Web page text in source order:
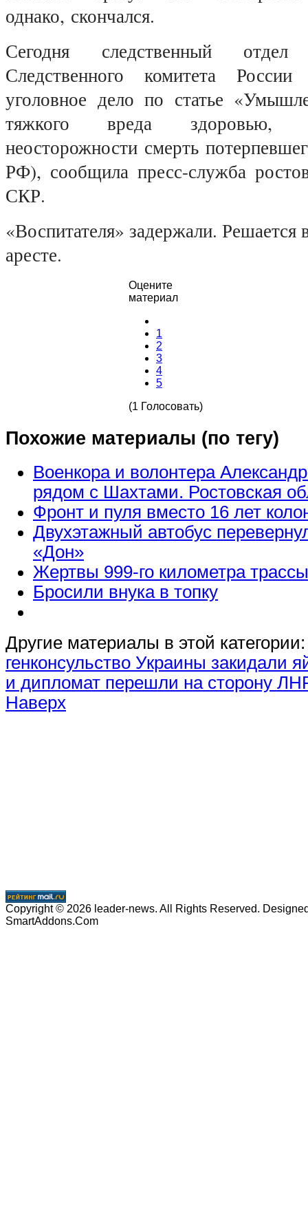
однако, скончался.
Сегодня следственный
Следственного комитета
уголовное дело по статье
тяжкого вреда здоровью,
неосторожности смерть
РФ), сообщила пресс-служба
СКР.
«Воспитателя» задержали. Решается
аресте.
Оцените
материал
1
2
3
4
5
(1 Голосовать)
Похожие материалы (по тегу)
Военкора и волонтера
рядом с Шахтами. Ростовская
Фронт и пуля вместо 16 лет
Двухэтажный автобус
«Дон»
Жертвы 999-го километра
Бросили внука в топку
Другие материалы в этой категории:
генконсульство Украины закидали
и дипломат перешли на сторону
Наверх
Copyright © 2026 leader-news. All Rights Reserved.
SmartAddons.Com